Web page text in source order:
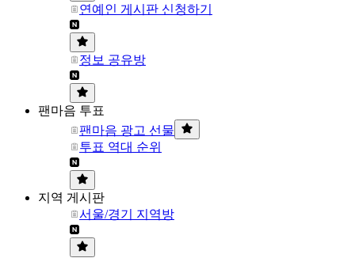
연예인 게시판 신청하기
정보 공유방
팬마음 투표
팬마음 광고 선물
투표 역대 순위
지역 게시판
서울/경기 지역방